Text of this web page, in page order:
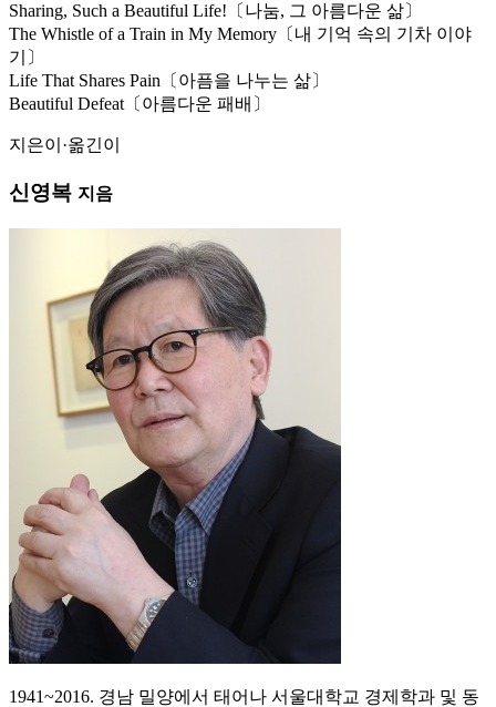
Sharing, Such a Beautiful Life!〔나눔, 그 아름다운 삶〕
The Whistle of a Train in My Memory〔내 기억 속의 기차 이야
기〕
Life That Shares Pain〔아픔을 나누는 삶〕
Beautiful Defeat〔아름다운 패배〕
지은이·옮긴이
신영복 지음
1941~2016. 경남 밀양에서 태어나 서울대학교 경제학과 및 동